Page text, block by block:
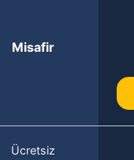
Misafir
Ücretsiz